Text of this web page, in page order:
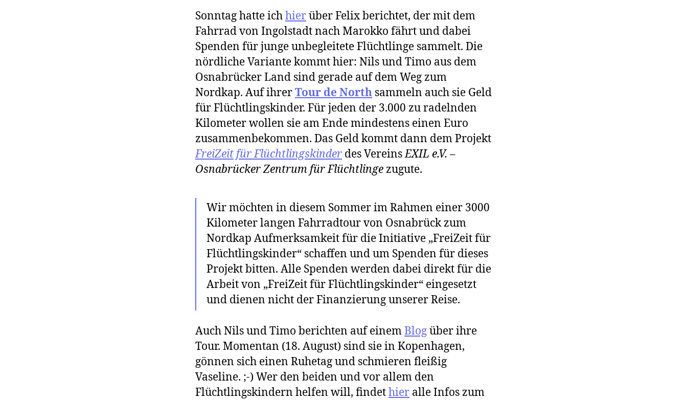
Sonntag hatte ichhierüber Felix berichtet, der mit dem
Fahrrad von Ingolstadt nach Marokko fährt und dabei
Spenden für junge unbegleitete Flüchtlinge sammelt. Die
nördliche Variante kommt hier: Nils und Timo aus dem
Osnabrücker Land sind gerade auf dem Weg zum
Nordkap. Auf ihrerTour de North sammeln auch sie Geld
für Flüchtlingskinder. Für jeden der 3.000 zu radelnden
Kilometer wollen sie am Ende mindestens einen Euro
zusammenbekommen. Das Geld kommt dann dem Projekt
FreiZeit für Flüchtlingskinder des VereinsEXIL e.V. –
Osnabrücker Zentrum für Flüchtlingezugute.
Wir möchten in diesem Sommer im Rahmen einer 3000
Kilometer langen Fahrradtour von Osnabrück zum
Nordkap Aufmerksamkeit für die Initiative „FreiZeit für
Flüchtlingskinder“ schaffen und um Spenden für dieses
Projekt bitten. Alle Spenden werden dabei direkt für die
Arbeit von „FreiZeit für Flüchtlingskinder“ eingesetzt
und dienen nicht der Finanzierung unserer Reise.
Auch Nils und Timo berichten auf einemBlogüber ihre
Tour. Momentan (18. August) sind sie in Kopenhagen,
gönnen sich einen Ruhetag und schmieren fleißig
Vaseline. ;-) Wer den beiden und vor allem den
Flüchtlingskindern helfen will, findethier alle Infos zum